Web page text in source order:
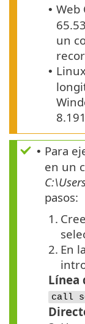
• Web
un
•
• Para
en un
pasos:
1.
2. En
Línea
call